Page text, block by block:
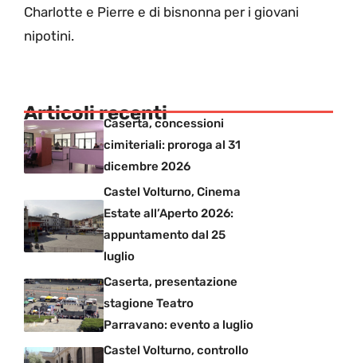
Charlotte e Pierre e di bisnonna per i giovani
nipotini.
Articoli recenti
Caserta, concessioni
cimiteriali: proroga al 31
dicembre 2026
Castel Volturno, Cinema
Estate all’Aperto 2026:
appuntamento dal 25
luglio
Caserta, presentazione
stagione Teatro
Parravano: evento a luglio
Castel Volturno, controllo